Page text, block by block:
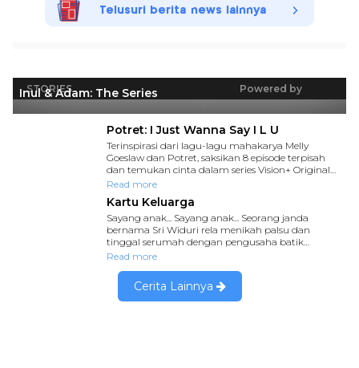
Telusuri berita news lainnya